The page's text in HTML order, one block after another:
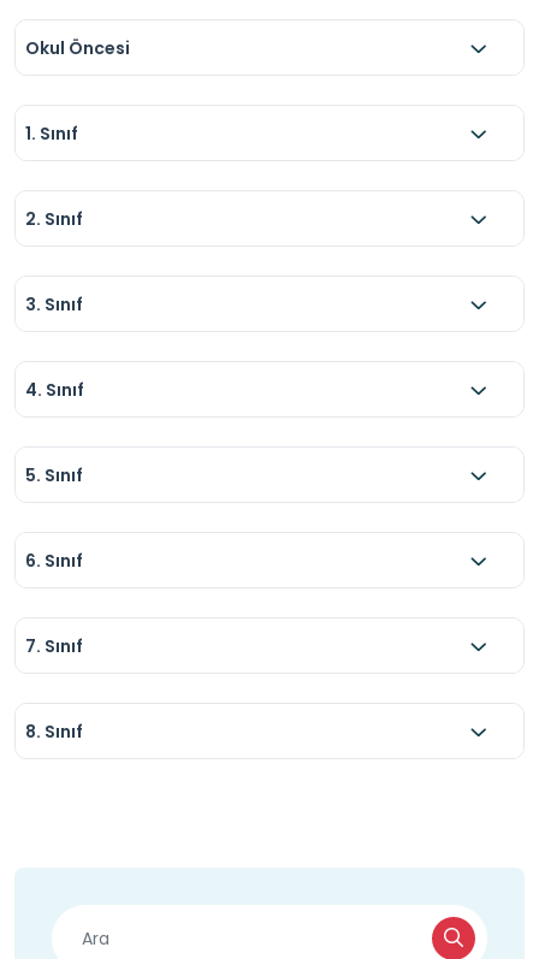
Okul Öncesi
1. Sınıf
2. Sınıf
3. Sınıf
4. Sınıf
5. Sınıf
6. Sınıf
7. Sınıf
8. Sınıf